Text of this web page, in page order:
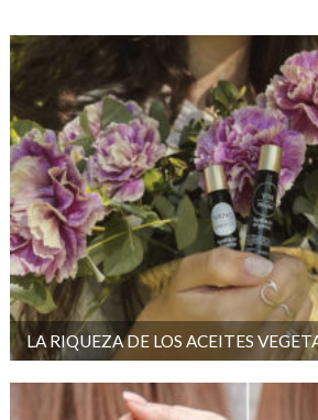
LA RIQUEZA DE LOS ACEITES